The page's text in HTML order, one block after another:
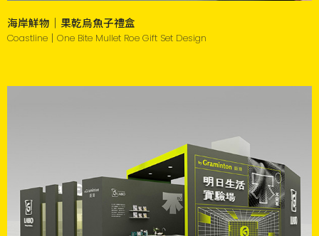
海岸鮮物｜果乾烏魚子禮盒
Coastline｜One Bite Mullet Roe Gift Set Design